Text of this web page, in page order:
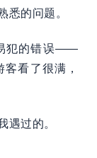
悉的问题。
犯的错误——
看了很满，
遇过的。